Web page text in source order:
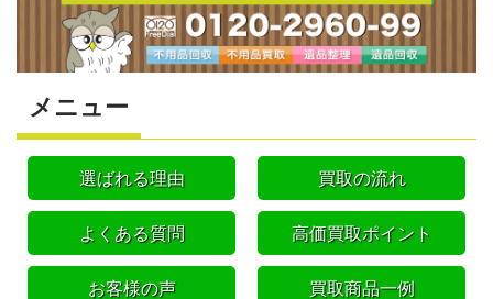
メニュー
選ばれる理由 買取の流れ
よくある質問 高価買取ポイント
お客様の声 買取商品一例